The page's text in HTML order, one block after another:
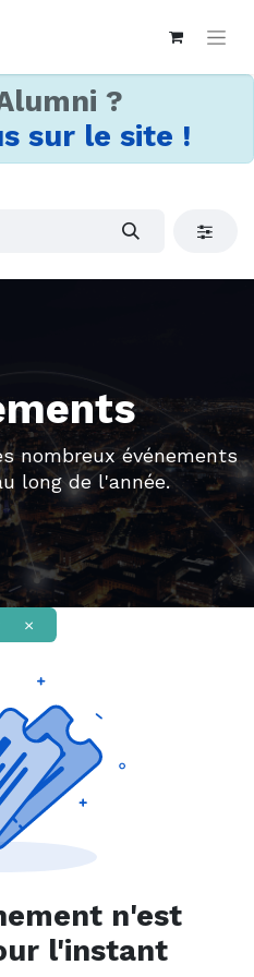
?
sur le site !
nombreux événements
long de l'année.
×
n'est
l'instant